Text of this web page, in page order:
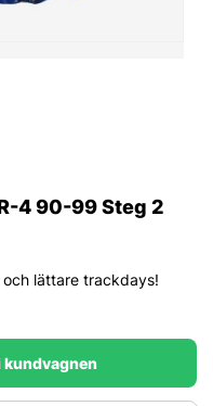
4 90-99 Steg 2
lättare trackdays!
kundvagnen